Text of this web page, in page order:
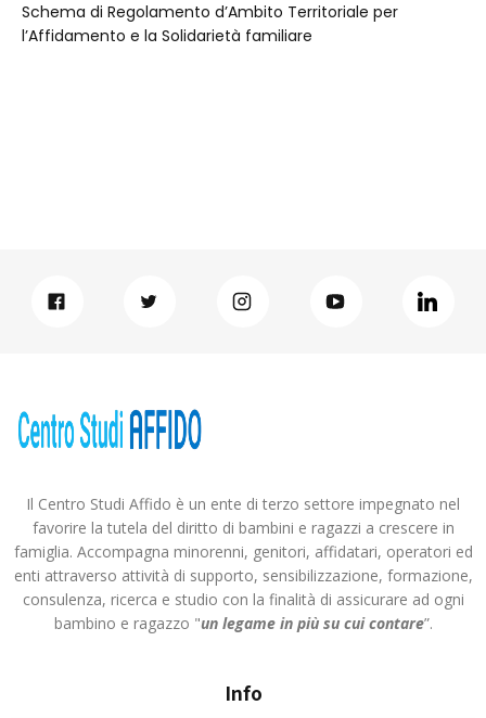
Schema di Regolamento d’Ambito Territoriale per
l’Affidamento e la Solidarietà familiare
Il Centro Studi Affido è un ente di terzo settore impegnato nel
favorire la tutela del diritto di bambini e ragazzi a crescere in
famiglia. Accompagna minorenni, genitori, affidatari, operatori ed
enti attraverso attività di supporto, sensibilizzazione, formazione,
consulenza, ricerca e studio con la finalità di assicurare ad ogni
bambino e ragazzo "un legame in più su cui contare”.
Info